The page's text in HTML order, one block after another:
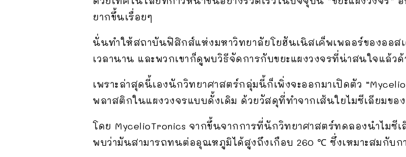
ยากขึ้นเรื่อยๆ
นั่นทำให้สถาบันฟิสิกส์แห่งมหาวิทยาลัยโยฮันเนิสเค็พเพลอร์ของออส
เวลานาน และพวกเขาก็ดูพบวิธีจัดการกับขยะแผงวงจรที่น่าสนใจแล้วด้
เพราะล่าสุดนี้เองนักวิทยาศาสตร์กลุ่มนี้ก็เพิ่งจะออกมาเปิดตัว
พลาสติกในแผงวงจรแบบดั้งเดิม ด้วยวัสดุที่ทำจากเส้นใยไมซีเลียมขอ
โดย MycelioTronics จากขึ้นจากการที่นักวิทยาศาสตร์ทดลองนำไมซี
พบว่ามันสามารถทนต่ออุณหภูมิได้สูงถึงเกือบ 260 ℃ ซึ่งเหมาะสมกับ